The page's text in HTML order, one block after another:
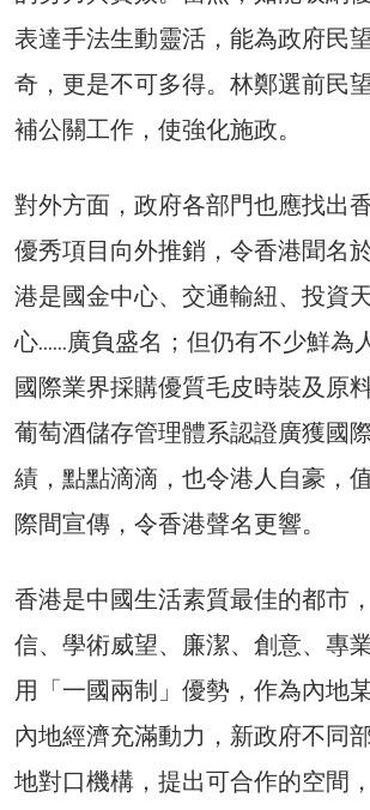
表達手法生動靈活，能為政府民
奇，更是不可多得。林鄭選前民
補公關工作，使強化施政。
對外方面，政府各部門也應找出
優秀項目向外推銷，令香港聞名
港是國金中心、交通輸紐、投資
心……廣負盛名；但仍有不少鮮為
國際業界採購優質毛皮時裝及原
葡萄酒儲存管理體系認證廣獲國
績，點點滴滴，也令港人自豪，
際間宣傳，令香港聲名更響。
香港是中國生活素質最佳的都市
信、學術威望、廉潔、創意、專
用「一國兩制」優勢，作為內地
內地經濟充滿動力，新政府不同
地對口機構，提出可合作的空間